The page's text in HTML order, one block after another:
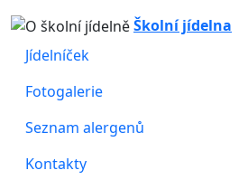
Školní jídelna
Jídelníček
Fotogalerie
Seznam alergenů
Kontakty